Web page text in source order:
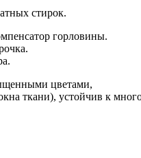
стирок.
горловины.
цветами,
ткани), устойчив к